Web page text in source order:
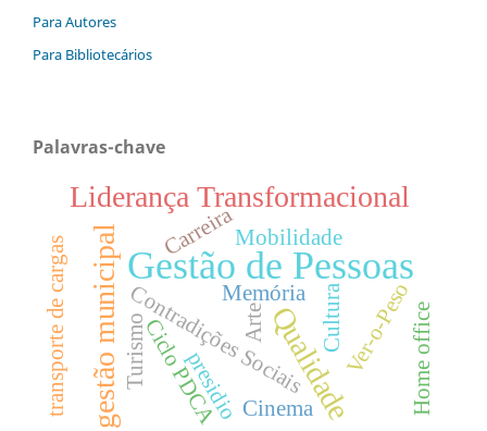
Para Autores
Para Bibliotecários
Palavras-chave
Gestão de Pessoas
Qualidade
gestão municipal
Liderança Transformacional
Contradições Sociais
Ciclo PDCA
Carreira
Cultura
Memória
Turismo Ver-o-Peso
transporte de cargas Home office
Mobilidade
presidio
Arte
Cinema